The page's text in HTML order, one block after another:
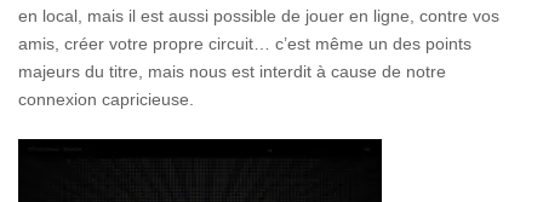
en local, mais il est aussi possible de jouer en ligne, contre vos
amis, créer votre propre circuit… c’est même un des points
majeurs du titre, mais nous est interdit à cause de notre
connexion capricieuse.